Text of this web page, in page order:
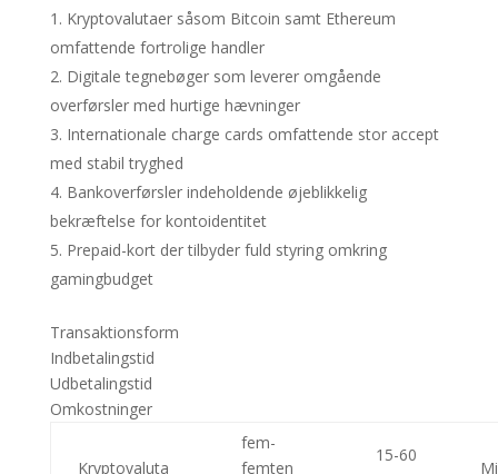
Kryptovalutaer såsom Bitcoin samt Ethereum
omfattende fortrolige handler
Digitale tegnebøger som leverer omgående
overførsler med hurtige hævninger
Internationale charge cards omfattende stor accept
med stabil tryghed
Bankoverførsler indeholdende øjeblikkelig
bekræftelse for kontoidentitet
Prepaid-kort der tilbyder fuld styring omkring
gamingbudget
Transaktionsform
Indbetalingstid
Udbetalingstid
Omkostninger
Kryptovaluta
fem-
femten
15-60